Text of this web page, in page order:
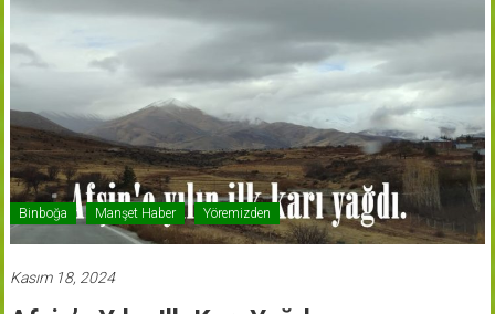
Binboğa Manşet Haber Yöremizden
Kasım 18, 2024